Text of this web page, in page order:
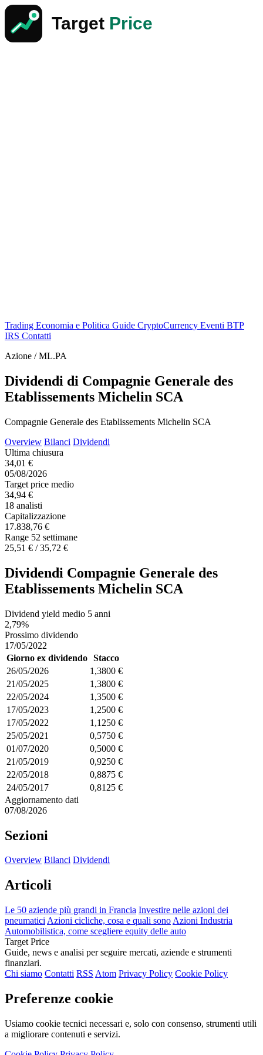
Trading Economia e Politica Guide CryptoCurrency Eventi BTP
IRS Contatti
Azione / ML.PA
Dividendi di Compagnie Generale des
Etablissements Michelin SCA
Compagnie Generale des Etablissements Michelin SCA
Overview Bilanci Dividendi
Ultima chiusura
34,01 €
05/08/2026
Target price medio
34,94 €
18 analisti
Capitalizzazione
17.838,76 €
Range 52 settimane
25,51 € / 35,72 €
Dividendi Compagnie Generale des
Etablissements Michelin SCA
Dividend yield medio 5 anni
2,79%
Prossimo dividendo
17/05/2022
Giorno ex dividendo Stacco
26/05/2026
1,3800 €
21/05/2025
1,3800 €
22/05/2024
1,3500 €
17/05/2023
1,2500 €
17/05/2022
1,1250 €
25/05/2021
0,5750 €
01/07/2020
0,5000 €
21/05/2019
0,9250 €
22/05/2018
0,8875 €
24/05/2017
0,8125 €
Aggiornamento dati
07/08/2026
Sezioni
Overview Bilanci Dividendi
Articoli
Le 50 aziende più grandi in Francia Investire nelle azioni dei
pneumatici Azioni cicliche, cosa e quali sono Azioni Industria
Automobilistica, come scegliere equity delle auto
Target Price
Guide, news e analisi per seguire mercati, aziende e strumenti
finanziari.
Chi siamo Contatti RSS Atom Privacy Policy Cookie Policy
Preferenze cookie
Usiamo cookie tecnici necessari e, solo con consenso, strumenti utili
a migliorare contenuti e servizi.